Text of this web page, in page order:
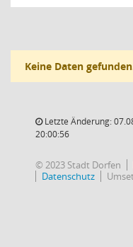
Keine Daten
Letzte Änderung:
20:00:56
© 2023 Stadt Dorfen
Datenschutz